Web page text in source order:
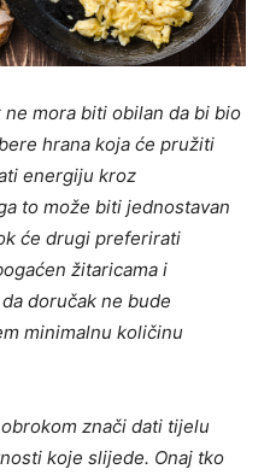
mora biti obilan da bi bio
hrana koja će pružiti
energiju kroz
to može biti jednostavan
će drugi preferirati
žitaricama i
doručak ne bude
minimalnu količinu
znači dati tijelu
koje slijede. Onaj tko